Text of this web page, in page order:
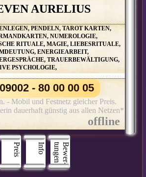
AURELIUS
PENDELN, TAROT KARTEN,
NUMEROLOGIE,
RITUALE, MAGIE, LIEBESRITUALE,
ENERGIEARBEIT,
TRAUERBEWÄLTIGUNG,
PSYCHOLOGIE,
Preis Info B
e
w
e
r
­
t
u
n
g
e
n
- 80 00 00 05
- Mobil und Festnetz gleicher Preis.
dauerhaft günstig aus allen Netzen*